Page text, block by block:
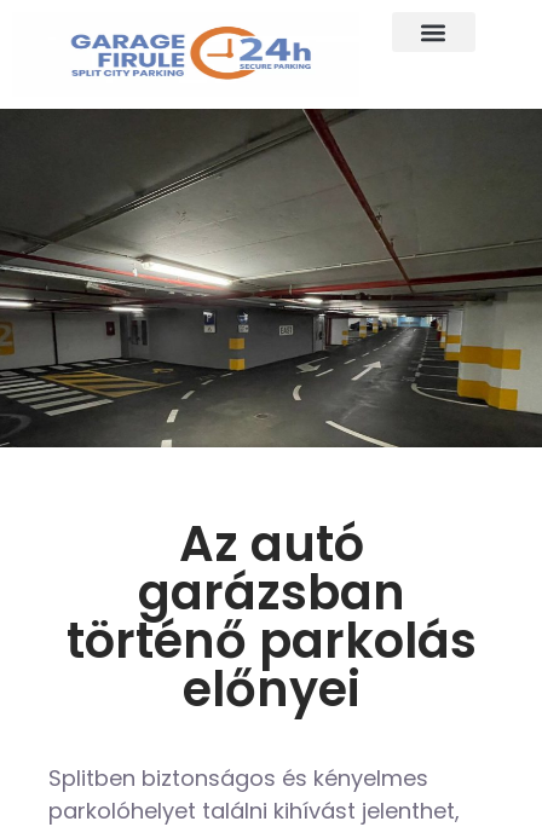
Az autó
garázsban
történő parkolás
előnyei
Splitben biztonságos és kényelmes
parkolóhelyet találni kihívást jelenthet,